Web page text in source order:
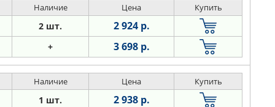
Наличие Цена Купить
2 шт. 2 924 р.
+ 3 698 р.
Наличие Цена Купить
1 шт. 2 938 р.